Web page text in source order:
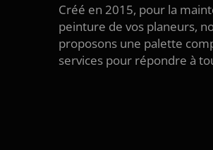
Créé en 2015, pour la
peinture de vos planeurs,
proposons une palette
services pour répondre à